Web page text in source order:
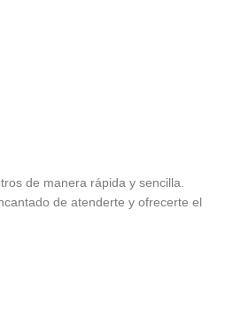
de manera rápida y sencilla.
de atenderte y ofrecerte el